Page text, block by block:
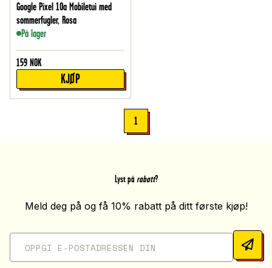
Google Pixel 10a Mobiletui med
sommerfugler, Rosa
På lager
159 NOK
KJØP
1
Lyst på rabatt?
Meld deg på og få 10% rabatt på ditt første kjøp!